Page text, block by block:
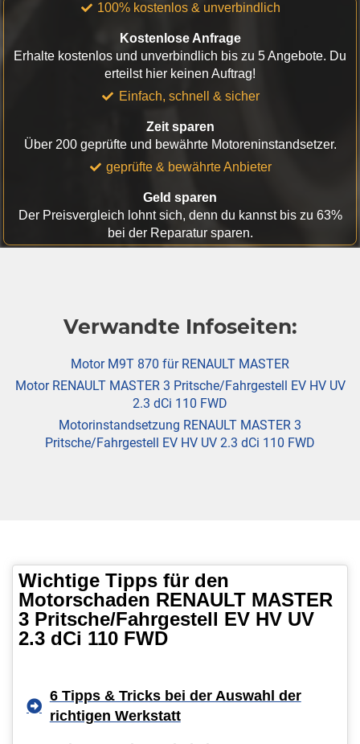
100% kostenlos & unverbindlich
Kostenlose Anfrage
Erhalte kostenlos und unverbindlich bis zu 5 Angebote. Du
erteilst hier keinen Auftrag!
Einfach, schnell & sicher
Zeit sparen
Über 200 geprüfte und bewährte Motoreninstandsetzer.
geprüfte & bewährte Anbieter
Geld sparen
Der Preisvergleich lohnt sich, denn du kannst bis zu 63%
bei der Reparatur sparen.
Verwandte Infoseiten:
Motor M9T 870 für RENAULT MASTER
Motor RENAULT MASTER 3 Pritsche/Fahrgestell EV HV UV
2.3 dCi 110 FWD
Motorinstandsetzung RENAULT MASTER 3
Pritsche/Fahrgestell EV HV UV 2.3 dCi 110 FWD
Wichtige Tipps für den
Motorschaden RENAULT MASTER
3 Pritsche/Fahrgestell EV HV UV
2.3 dCi 110 FWD
6 Tipps & Tricks bei der Auswahl der
richtigen Werkstatt